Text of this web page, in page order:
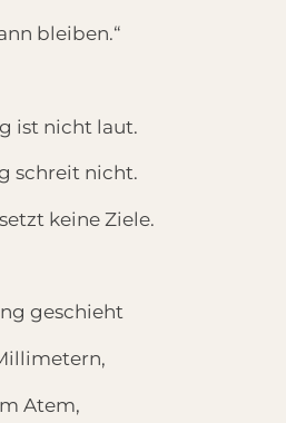
bleiben.“
ist nicht laut.
schreit nicht.
keine Ziele.
geschieht
Atem,